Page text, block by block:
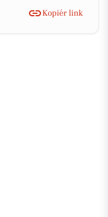
Kopiér link